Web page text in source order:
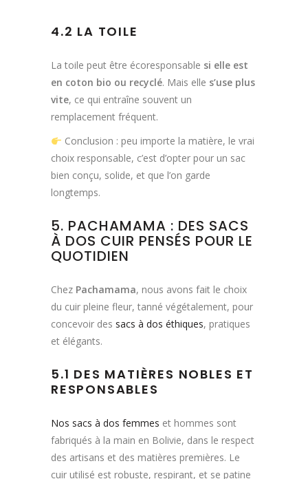
4.2 LA TOILE
La toile peut être écoresponsable si elle est
en coton bio ou recyclé. Mais elle s’use plus
vite, ce qui entraîne souvent un
remplacement fréquent.
Conclusion : peu importe la matière, le vrai
choix responsable, c’est d’opter pour un sac
bien conçu, solide, et que l’on garde
longtemps.
5. PACHAMAMA : DES SACS
À DOS CUIR PENSÉS POUR LE
QUOTIDIEN
Chez Pachamama, nous avons fait le choix
du cuir pleine fleur, tanné végétalement, pour
concevoir des sacs à dos éthiques, pratiques
et élégants.
5.1 DES MATIÈRES NOBLES ET
RESPONSABLES
Nos sacs à dos femmes et hommes sont
fabriqués à la main en Bolivie, dans le respect
des artisans et des matières premières. Le
cuir utilisé est robuste, respirant, et se patine